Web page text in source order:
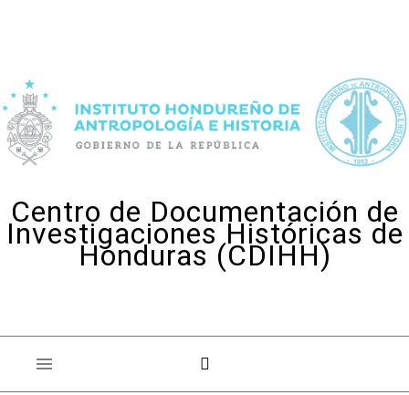
Centro de Documentación de
Investigaciones Históricas de
Honduras (CDIHH)